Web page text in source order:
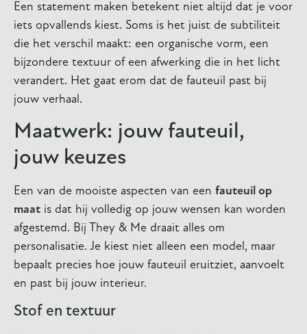
Een statement maken betekent niet altijd dat je voor
iets opvallends kiest. Soms is het juist de subtiliteit
die het verschil maakt: een organische vorm, een
bijzondere textuur of een afwerking die in het licht
verandert. Het gaat erom dat de fauteuil past bij
jouw verhaal.
Maatwerk: jouw fauteuil,
jouw keuzes
Een van de mooiste aspecten van een fauteuil op
maat is dat hij volledig op jouw wensen kan worden
afgestemd. Bij They & Me draait alles om
personalisatie. Je kiest niet alleen een model, maar
bepaalt precies hoe jouw fauteuil eruitziet, aanvoelt
en past bij jouw interieur.
Stof en textuur